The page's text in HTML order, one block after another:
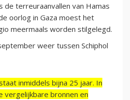
de terreuraanvallen van Hamas
oorlog in Gaza moest het
meermaals worden stilgelegd.
weer tussen Schiphol
inmiddels bijna 25 jaar. In
vergelijkbare bronnen en